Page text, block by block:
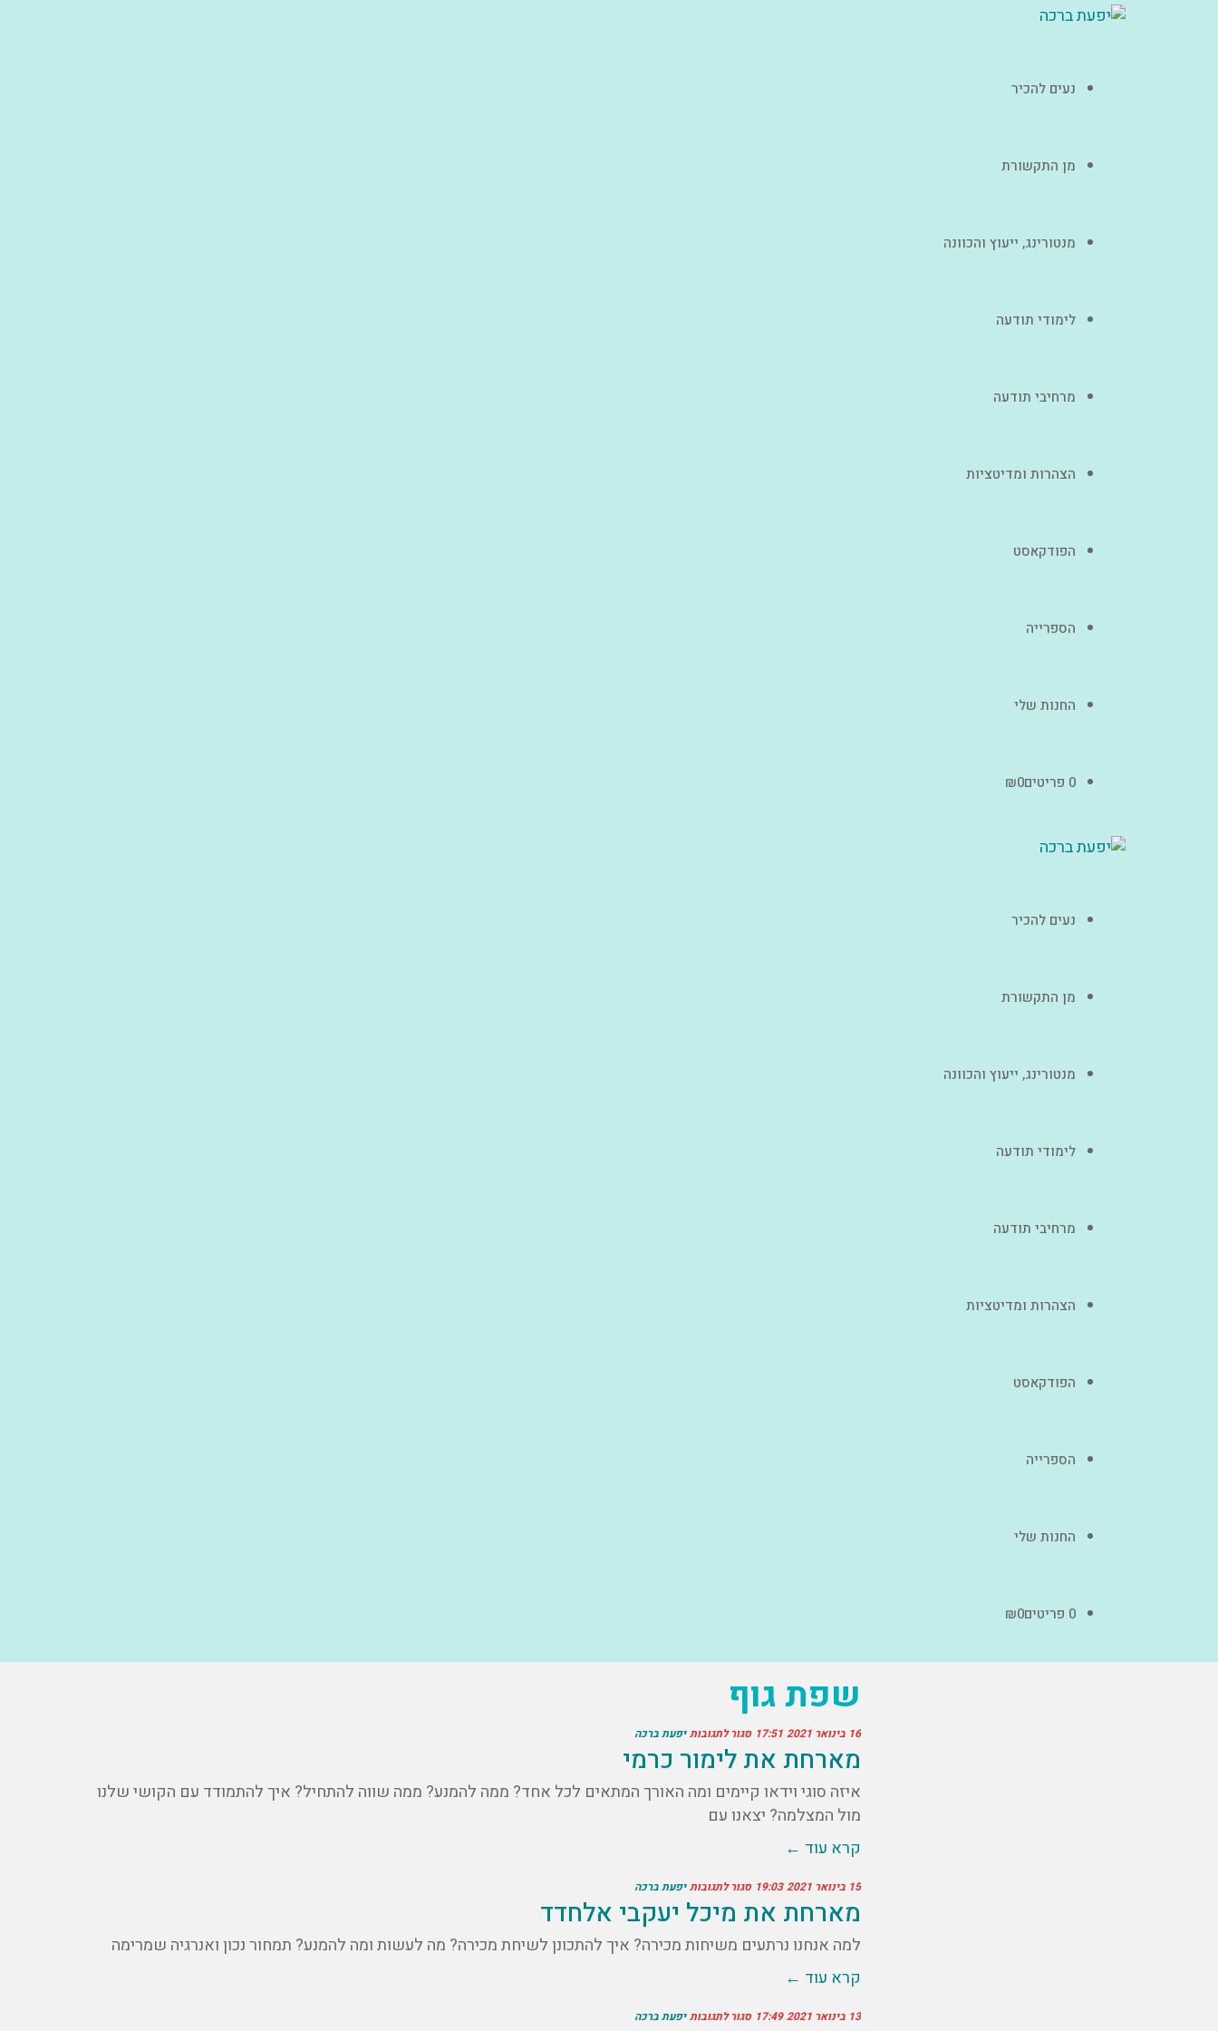
נעים להכיר
מן התקשורת
מנטורינג, ייעוץ והכוונה
לימודי תודעה
מרחיבי תודעה
הצהרות ומדיטציות
הפודקאסט
הספרייה
החנות שלי
0 פריטים ₪0
נעים להכיר
מן התקשורת
מנטורינג, ייעוץ והכוונה
לימודי תודעה
מרחיבי תודעה
הצהרות ומדיטציות
הפודקאסט
הספרייה
החנות שלי
0 פריטים ₪0
שפת גוף
16 בינואר 2021 17:51 סגור לתגובות יפעת ברכה
מארחת את לימור כרמי
איזה סוגי וידאו קיימים ומה האורך המתאים לכל אחד? ממה להמנע? ממה שווה להתחיל? איך להתמודד עם הקושי שלנו
מול המצלמה? יצאנו עם
קרא עוד ←
15 בינואר 2021 19:03 סגור לתגובות יפעת ברכה
מארחת את מיכל יעקבי אלחדד
למה אנחנו נרתעים משיחות מכירה? איך להתכונן לשיחת מכירה? מה לעשות ומה להמנע? תמחור נכון ואנרגיה שמרימה
קרא עוד ←
13 בינואר 2021 17:49 סגור לתגובות יפעת ברכה